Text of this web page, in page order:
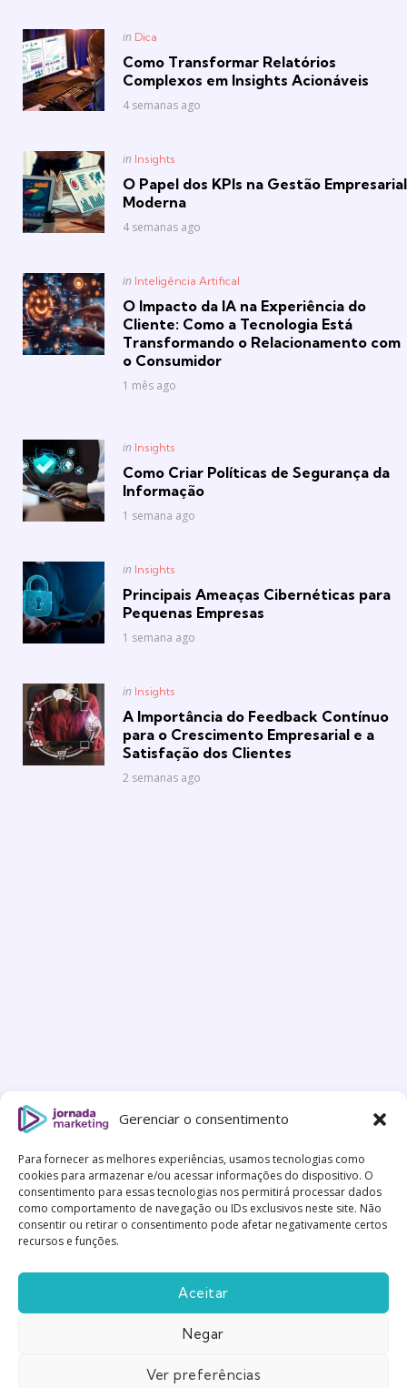
Gerenciar o consentimento
Para fornecer as melhores experiências, usamos tecnologias como
cookies para armazenar e/ou acessar informações do dispositivo. O
consentimento para essas tecnologias nos permitirá processar dados
como comportamento de navegação ou IDs exclusivos neste site. Não
consentir ou retirar o consentimento pode afetar negativamente certos
recursos e funções.
Aceitar
Negar
Ver preferências
Posted
in Dica
Como Transformar Relatórios
Complexos em Insights Acionáveis
4 semanas ago
Posted
in Insights
O Papel dos KPIs na Gestão Empresarial
Moderna
4 semanas ago
Posted
in Inteligência Artifical
O Impacto da IA na Experiência do
Cliente: Como a Tecnologia Está
Transformando o Relacionamento com
o Consumidor
1 mês ago
Posted
in Insights
Como Criar Políticas de Segurança da
Informação
1 semana ago
Posted
in Insights
Principais Ameaças Cibernéticas para
Pequenas Empresas
1 semana ago
Posted
in Insights
A Importância do Feedback Contínuo
para o Crescimento Empresarial e a
Satisfação dos Clientes
2 semanas ago
Política de Privacidade